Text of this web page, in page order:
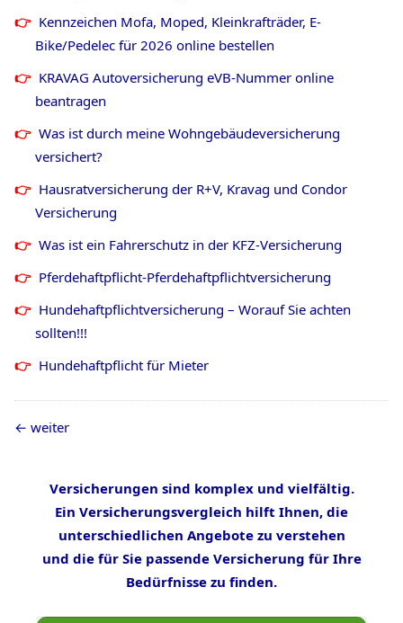
Kennzeichen Mofa, Moped, Kleinkrafträder, E-
Bike/Pedelec für 2026 online bestellen
KRAVAG Autoversicherung eVB-Nummer online
beantragen
Was ist durch meine Wohngebäudeversicherung
versichert?
Hausratversicherung der R+V, Kravag und Condor
Versicherung
Was ist ein Fahrerschutz in der KFZ-Versicherung
Pferdehaftpflicht-Pferdehaftpflichtversicherung
Hundehaftpflichtversicherung – Worauf Sie achten
sollten!!!
Hundehaftpflicht für Mieter
weiter
Versicherungen sind komplex und vielfältig.
Ein Versicherungsvergleich hilft Ihnen, die
unterschiedlichen Angebote zu verstehen
und die für Sie passende Versicherung für Ihre
Bedürfnisse zu finden.